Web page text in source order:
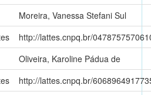
Moreira, Vanessa Stefani Sul
http://lattes.cnpq.br/
Oliveira, Karoline Pádua de
http://lattes.cnpq.br/